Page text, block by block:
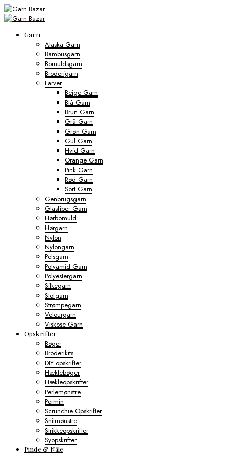
Garn
Alaska Garn
Bambusgarn
Bomuldsgarn
Broderigarn
Farver
Beige Garn
Blå Garn
Brun Garn
Grå Garn
Grøn Garn
Gul Garn
Hvid Garn
Orange Garn
Pink Garn
Rød Garn
Sort Garn
Genbrugsgarn
Glasfiber Garn
Hørbomuld
Hørgarn
Nylon
Nylongarn
Pelsgarn
Polyamid Garn
Polyestergarn
Silkegarn
Stofgarn
Strømpegarn
Velourgarn
Viskose Garn
Opskrifter
Bøger
Broderikits
DIY opskrifter
Hæklebøger
Hækleopskrifter
Perlemønstre
Permin
Scrunchie Opskrifter
Snitmønstre
Strikkeopskrifter
Syopskrifter
Pinde & Nåle